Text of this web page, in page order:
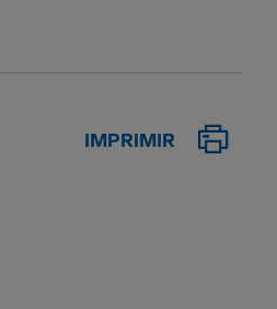
IMPRIMIR